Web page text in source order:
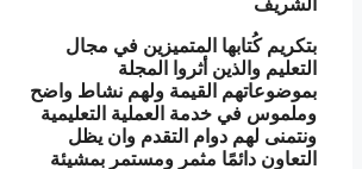
الشريف
بتكريم كُتابها المتميزين في مجال
التعليم والذين أثروا المجلة
بموضوعاتهم القيمة ولهم نشاط واضح
وملموس في خدمة العملية التعليمية
ونتمنى لهم دوام التقدم وان يظل
التعاون دائمًا مثمر ومستمر بمشيئة